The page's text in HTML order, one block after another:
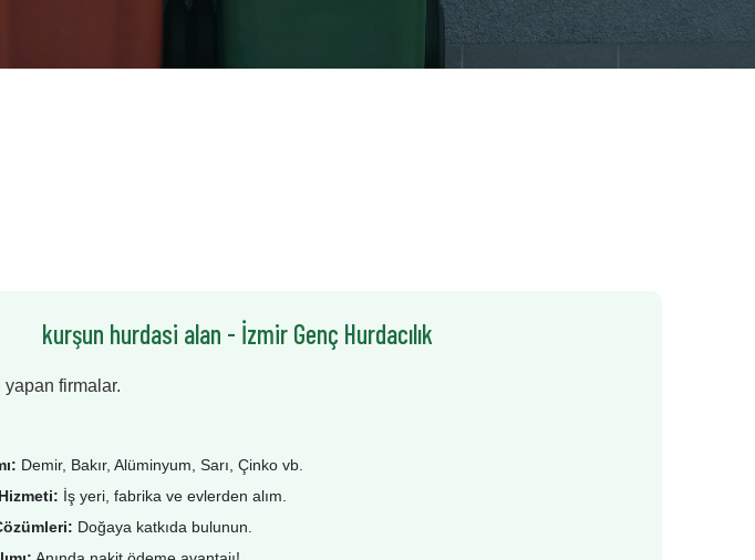
kurşun hurdasi alan - İzmir Genç Hurdacılık
yapan firmalar.
Demir, Bakır, Alüminyum, Sarı, Çinko vb.
İş yeri, fabrika ve evlerden alım.
Doğaya katkıda bulunun.